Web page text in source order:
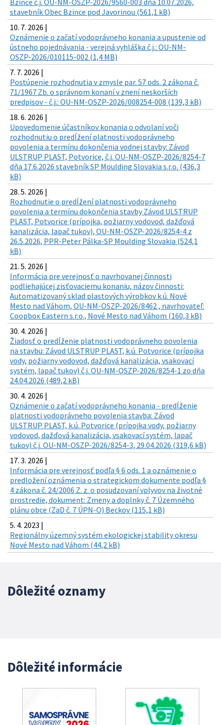
Bzince č.j. OU-NM-OSZP-2026/9560-003 dňa 10.07.2026,
stavebník Obec Bzince pod Javorinou (561,1 kB)
10. 7. 2026 |
Oznámenie o začatí vodoprávneho konania a upustenie od
ústneho pojednávania - verejná vyhláška č.j.: OU-NM-
OSZP-2026/010115-002 (1,4 MB)
7. 7. 2026 |
Postúpenie rozhodnutia v zmysle par. 57 ods. 2 zákona č.
71/1967 Zb. o správnom konaní v znení neskorších
predpisov - č.j.: OU-NM-OSZP-2026/008254-008 (139,3 kB)
18. 6. 2026 |
Upovedomenie účastníkov konania o odvolaní voči
rozhodnutiu o predĺžení platnosti vodoprávneho
povolenia a termínu dokončenia vodnej stavby: Závod
ULSTRUP PLAST, Potvorice, č.j. OU-NM-OSZP-2026/8254-7
dňa 17.6.2026 stavebník SP Moulding Slovakia s.r.o. (436,3
kB)
28. 5. 2026 |
Rozhodnutie o predĺžení platnosti vodoprávneho
povolenia a termínu dokončenia stavby Závod ULSTRUP
PLAST, Potvorice (prípojka, požiarny vodovod, dažďová
kanalizácia, lapač tukov), OU-NM-OSZP-2026/8254-4 z
26.5.2026, PPR-Peter Pálka-SP Moulding Slovakia (524,1
kB)
21. 5. 2026 |
Informácia pre verejnosť o navrhovanej činnosti
podliehajúcej zisťovaciemu konaniu, názov činnosti:
Automatizovaný sklad plastových výrobkov k.ú. Nové
Mesto nad Váhom, OU-NM-OSZP-2026/8462 , navrhovateľ:
Coopbox Eastern s.r.o., Nové Mesto nad Váhom (160,3 kB)
30. 4. 2026 |
Žiadosť o predĺženie platnosti vodoprávneho povolenia
na stavbu: Závod ULSTRUP PLAST, k.ú. Potvorice (prípojka
vody, požiarny vodovod, dažďová kanalizácia, vsakovací
systém, lapač tukov) č.j. OU-NM-OSZP-2026/8254-1 zo dňa
24.04.2026 (489,2 kB)
30. 4. 2026 |
Oznámenie o začatí vodoprávneho konania - predĺženie
platnosti vodoprávneho povolenia stavba: Závod
ULSTRUP PLAST, k.ú. Potvorice (prípojka vody, požiarny
vodovod, dažďová kanalizácia, vsakovací systém, lapač
tukov) č.j. OU-NM-OSZP-2026/8254-3, 29.04.2026 (319,6 kB)
17. 3. 2026 |
Informácia pre verejnosť podľa § 6 ods. 1 a oznámenie o
predložení oznámenia o strategickom dokumente podľa §
4 zákona č. 24/2006 Z. z. o posudzovaní vplyvov na životné
prostredie, dokument: Zmeny a doplnky č. 7 Územného
plánu obce (ZaD č. 7 ÚPN-O) Beckov (115,1 kB)
5. 4. 2023 |
Regionálny územný systém ekologickej stability okresu
Nové Mesto nad Váhom (44,2 kB)
Dôležité oznamy
Dôležité informácie